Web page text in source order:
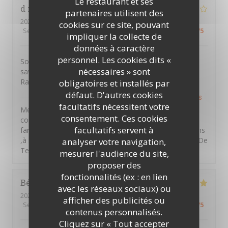
partenaires utilisent des
cookies sur ce site, pouvant
impliquer la collecte de
données à caractère
personnel. Les cookies dits «
nécessaires » sont
obligatoires et installés par
défaut. D'autres cookies
facultatifs nécessitent votre
consentement. Ces cookies
facultatifs servent à
analyser votre navigation,
mesurer l'audience du site,
proposer des
fonctionnalités (ex : en lien
avec les réseaux sociaux) ou
afficher des publicités ou
contenus personnalisés.
Cliquez sur « Tout accepter
d mikael
2026-07-22
- 19:15 - Couverts 4
Service
/5 Ambiance: 4/5 Cuisine 4/5 Qualité / Prix /5
Soirée très agréable en semaine. Plats originaux et
savoureux. Un service plein de jeunesse et de vécu.
Rapport qualité prix honnête. À découvrir.
PTITS VENTRES DE TERRE a répondu à cet avis
Merci Mikael d'avoir pris le temps de laisser un
commentaire ,nous souhaitons vous retrouver en
famille entre amis et partager des moments d'émotions
,à la vendéennes . A bientôt au sein des P'tits Ventres De
Terre. Amitiés Vendéennes
Béatrice A
2026-07-13
- 20:00 - Couverts 2
Service
Ambiance :5/5 Cuisine:5/5 Qualité / Prix /5